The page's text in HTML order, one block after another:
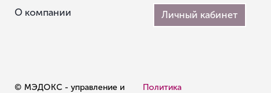
О компании
Личный кабинет
© МЭДОКС - управление и
Политика